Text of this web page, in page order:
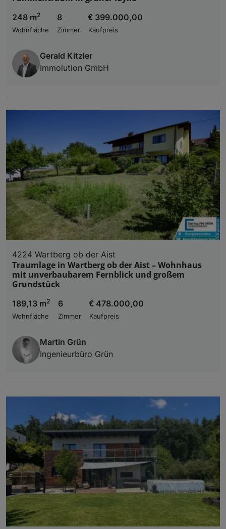
248 m2
Wohnfläche
8
Zimmer
€ 399.000,00
Kaufpreis
Gerald Kitzler
Immolution GmbH
4224 Wartberg ob der Aist
Traumlage in Wartberg ob der Aist – Wohnhaus
mit unverbaubarem Fernblick und großem
Grundstück
189,13 m2
Wohnfläche
6
Zimmer
€ 478.000,00
Kaufpreis
Martin Grün
Ingenieurbüro Grün